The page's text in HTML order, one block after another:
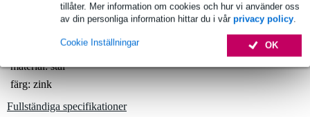
tillåter. Mer information om cookies och hur vi använder oss
av din personliga information hittar du i vår privacy policy.
OK
Cookie Inställningar
Produktinformation
material: stål
färg: zink
Fullständiga specifikationer